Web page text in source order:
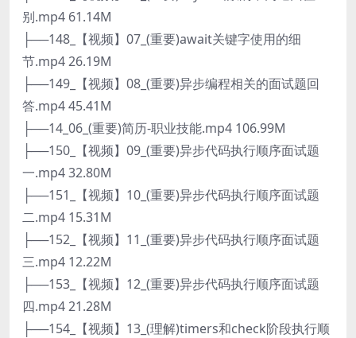
别.mp4 61.14M
├──148_【视频】07_(重要)await关键字使用的细
节.mp4 26.19M
├──149_【视频】08_(重要)异步编程相关的面试题回
答.mp4 45.41M
├──14_06_(重要)简历-职业技能.mp4 106.99M
├──150_【视频】09_(重要)异步代码执行顺序面试题
一.mp4 32.80M
├──151_【视频】10_(重要)异步代码执行顺序面试题
二.mp4 15.31M
├──152_【视频】11_(重要)异步代码执行顺序面试题
三.mp4 12.22M
├──153_【视频】12_(重要)异步代码执行顺序面试题
四.mp4 21.28M
├──154_【视频】13_(理解)timers和check阶段执行顺